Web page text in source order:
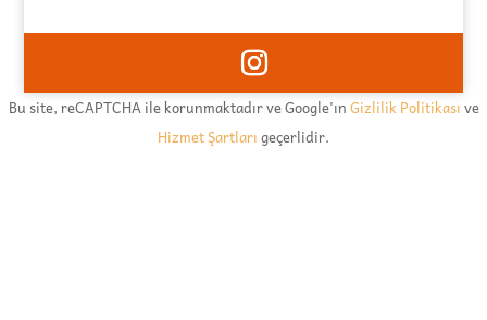
Bu site, reCAPTCHA ile korunmaktadır ve Google'ınGizlilik Politikasıve
Hizmet Şartlarıgeçerlidir.